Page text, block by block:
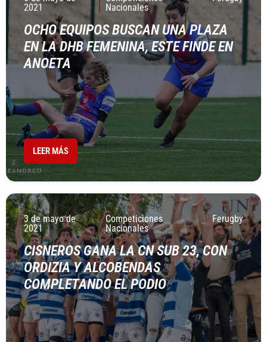
2021
Nacionales
OCHO EQUIPOS BUSCAN UNA PLAZA
EN LA DHB FEMENINA, ESTE FINDE EN
ANOETA
LEER MÁS
3 de mayo de
2021
Competiciones
Nacionales
Ferugby
CISNEROS GANA LA CN SUB 23, CON
ORDIZIA Y ALCOBENDAS
COMPLETANDO EL PODIO